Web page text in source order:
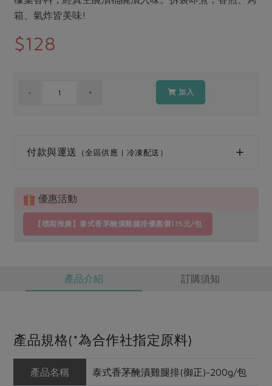
日用品
防災用品
優惠專區
樂齡友善
異國料理
養身食補
把最好的台灣味帶回家！
綠主張月刊
典藏閱覽室
最新消息
箱、氣炸皆美味!
$128
加入
付款與運送 （全區供應 | 冷凍配送）
優惠活動
【檔期推廣】泰式香茅醃漬雞腿排優惠價115元/包
產品介紹 訂購須知
產品規格(*為合作社指定原料)
產品名稱 泰式香茅醃漬雞腿排(御正)-200g/包